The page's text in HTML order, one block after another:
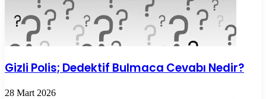
Gizli Polis; Dedektif Bulmaca Cevabı Nedir?
28 Mart 2026